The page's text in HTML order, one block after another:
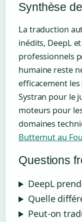
Synthèse
La traduction
inédits, DeepL
professionnels
humaine reste
efficacement
Systran pour le
moteurs pour
domaines
Butternut au
Questions
DeepL
Quelle
Peut-on